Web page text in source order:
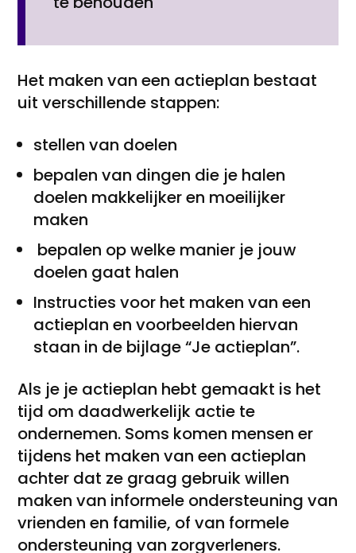
Het maken van een actieplan bestaat
uit verschillende stappen:
stellen van doelen
bepalen van dingen die je halen
doelen makkelijker en moeilijker
maken
bepalen op welke manier je jouw
doelen gaat halen
Instructies voor het maken van een
actieplan en voorbeelden hiervan
staan in de bijlage “Je actieplan”.
Als je je actieplan hebt gemaakt is het
tijd om daadwerkelijk actie te
ondernemen. Soms komen mensen er
tijdens het maken van een actieplan
achter dat ze graag gebruik willen
maken van informele ondersteuning van
vrienden en familie, of van formele
ondersteuning van zorgverleners.